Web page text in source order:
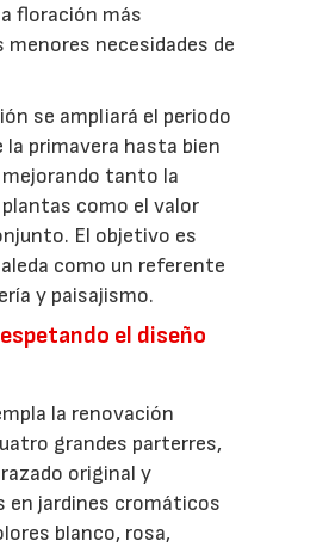
floración más
menores necesidades de
se ampliará el periodo
la primavera hasta bien
tanto la
como el valor
El objetivo es
como un referente
y paisajismo.
el diseño
la renovación
grandes parterres,
original y
en jardines cromáticos
blanco, rosa,